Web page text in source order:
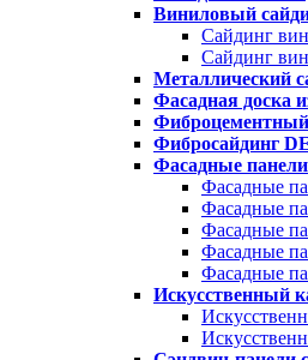
Виниловый
Сайдинг
Сайдинг
Металлический
Фасадная доска
Фибросайдинг
Фасадные панели
Фасадные
Фасадные
Фасадные
Фасадные
Фасадные
Искусственный